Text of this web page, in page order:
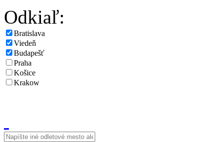
Odkiaľ:
Bratislava
Viedeň
Budapešť
Praha
Košice
Krakow